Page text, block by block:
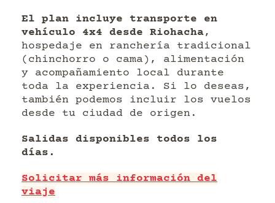
El plan incluye transporte en
vehículo 4x4 desde Riohacha,
hospedaje en ranchería tradicional
(chinchorro o cama), alimentación
y acompañamiento local durante
toda la experiencia. Si lo deseas,
también podemos incluir los vuelos
desde tu ciudad de origen.
Salidas disponibles todos los
días.
Solicitar más información del
viaje